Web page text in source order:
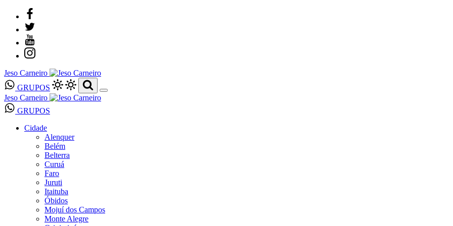
Jeso Carneiro
GRUPOS
Jeso Carneiro
GRUPOS
Cidade
Alenquer
Belém
Belterra
Curuá
Faro
Juruti
Itaituba
Óbidos
Mojuí dos Campos
Monte Alegre